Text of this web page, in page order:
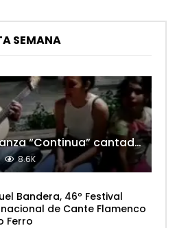
SEMANA
Preciosa alabanza “Continua” cantada por ALBA CORTES acompañada de IVAN a la guitarra | VEOFLAMENCO
8.6K
Bandera, 46º Festival
de Cante Flamenco
Ferro